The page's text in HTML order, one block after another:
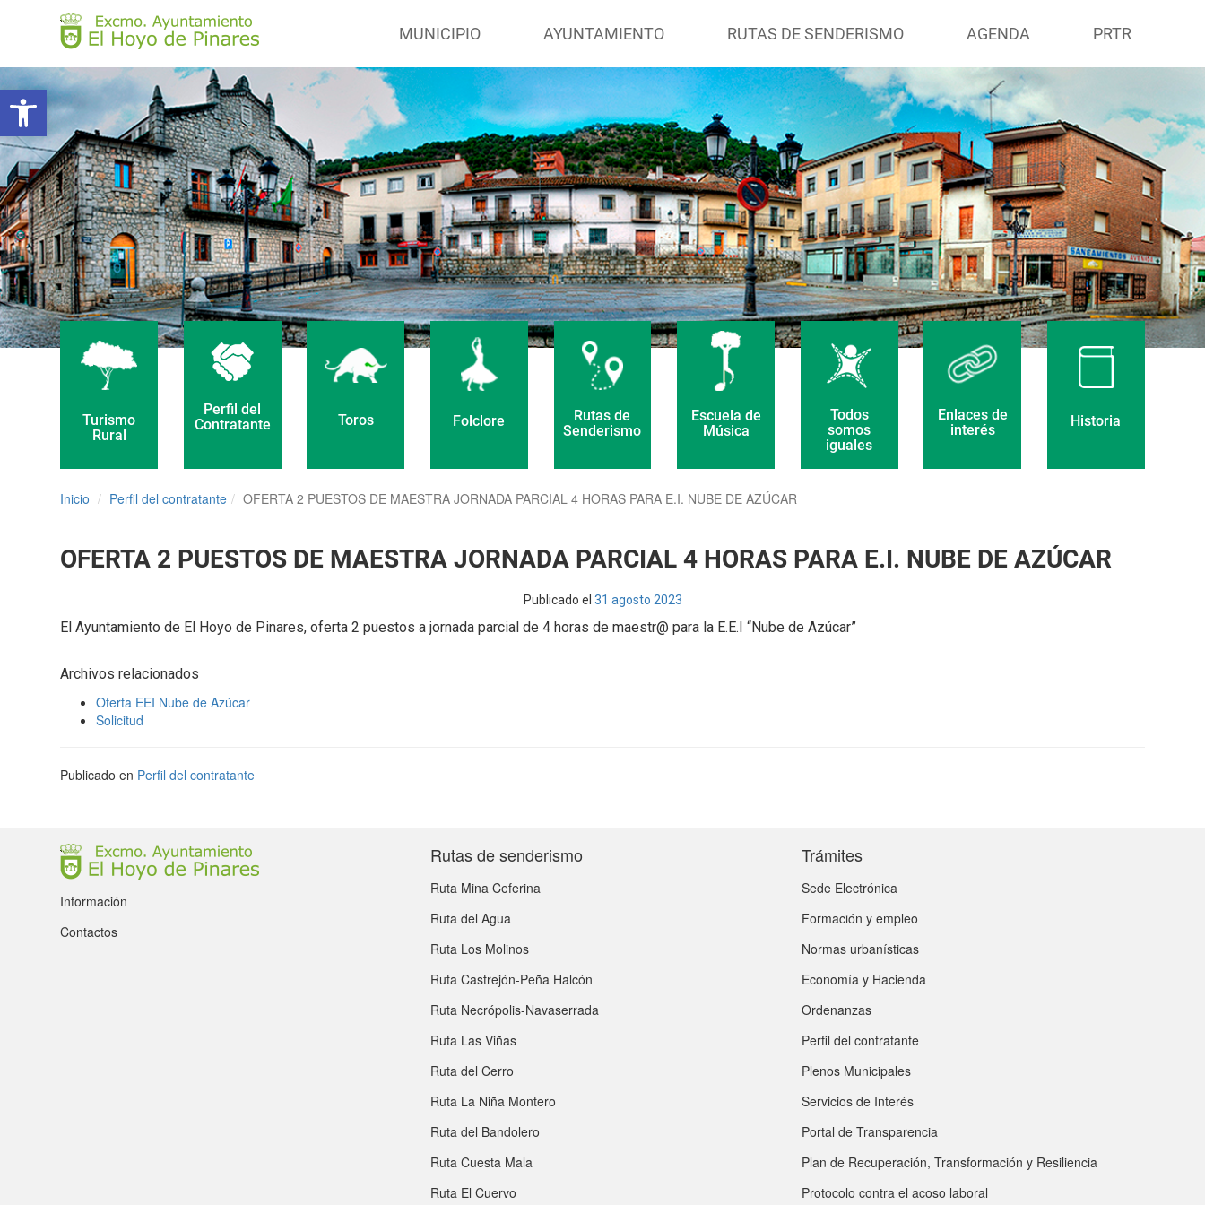
Abrir barra de herramientas
MUNICIPIO AYUNTAMIENTO RUTAS DE SENDERISMO AGENDA PRTR
Turismo
Rural
Perfil del
Contratante
Toros Folclore
Rutas de
Senderismo
Escuela de
Música
Todos
somos
iguales
Enlaces de
interés
Historia
Inicio Perfil del contratante OFERTA 2 PUESTOS DE MAESTRA JORNADA PARCIAL 4 HORAS PARA E.I. NUBE DE AZÚCAR
OFERTA 2 PUESTOS DE MAESTRA JORNADA PARCIAL 4 HORAS PARA E.I. NUBE DE AZÚCAR
Publicado el 31 agosto 2023
El Ayuntamiento de El Hoyo de Pinares, oferta 2 puestos a jornada parcial de 4 horas de maestr@ para la E.E.I “Nube de Azúcar”
Archivos relacionados
Oferta EEI Nube de Azúcar
Solicitud
Publicado en Perfil del contratante
Información
Contactos
Rutas de senderismo
Ruta Mina Ceferina
Ruta del Agua
Ruta Los Molinos
Ruta Castrejón-Peña Halcón
Ruta Necrópolis-Navaserrada
Ruta Las Viñas
Ruta del Cerro
Ruta La Niña Montero
Ruta del Bandolero
Ruta Cuesta Mala
Ruta El Cuervo
Trámites
Sede Electrónica
Formación y empleo
Normas urbanísticas
Economía y Hacienda
Ordenanzas
Perfil del contratante
Plenos Municipales
Servicios de Interés
Portal de Transparencia
Plan de Recuperación, Transformación y Resiliencia
Protocolo contra el acoso laboral